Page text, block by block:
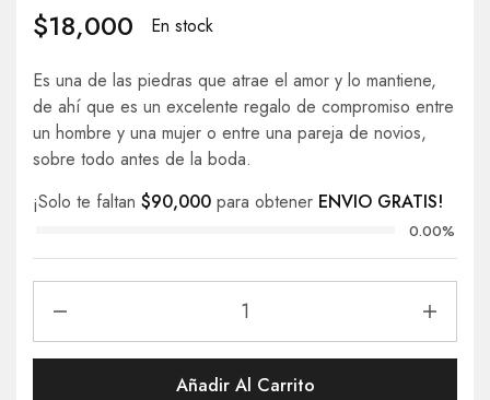
$18,000 En stock
Es una de las piedras que atrae el amor y lo mantiene,
de ahí que es un excelente regalo de compromiso entre
un hombre y una mujer o entre una pareja de novios,
sobre todo antes de la boda.
¡Solo te faltan $90,000 para obtener ENVIO GRATIS!
0.00%
Añadir Al Carrito